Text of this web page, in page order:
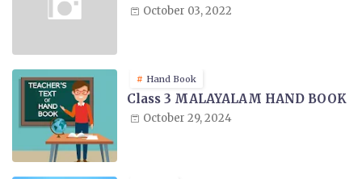
October 03, 2022
Hand Book
Class 3 MALAYALAM HAND BOOK
October 29, 2024